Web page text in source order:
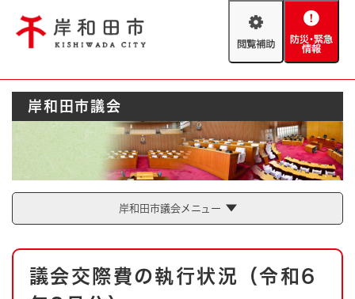
閲
助
防
緊
情
報
Foreign language
やさしい日本語
とじる
防災・緊急情報
ハザードマップ AED設置箇所
とじる
岸和田市議会
岸和田市議会メニュー
本
議会交際費の執行状況（令和6